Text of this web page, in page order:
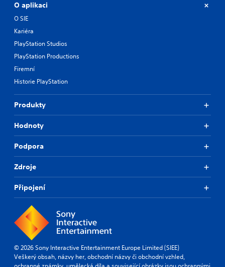
O aplikaci
O SIE
Kariéra
PlayStation Studios
PlayStation Productions
Firemní
Historie PlayStation
Produkty
Hodnoty
Podpora
Zdroje
Připojení
© 2026 Sony Interactive Entertainment Europe Limited (SIEE)
Veškerý obsah, názvy her, obchodní názvy či obchodní vzhled,